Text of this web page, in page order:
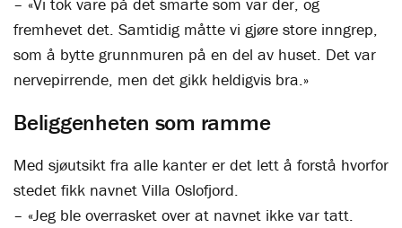
fremhevet det. Samtidig måtte vi gjøre store inngrep,
som å bytte grunnmuren på en del av huset. Det var
nervepirrende, men det gikk heldigvis bra.»
Beliggenheten som ramme
Med sjøutsikt fra alle kanter er det lett å forstå hvorfor
stedet fikk navnet Villa Oslofjord.
– «Jeg ble overrasket over at navnet ikke var tatt.